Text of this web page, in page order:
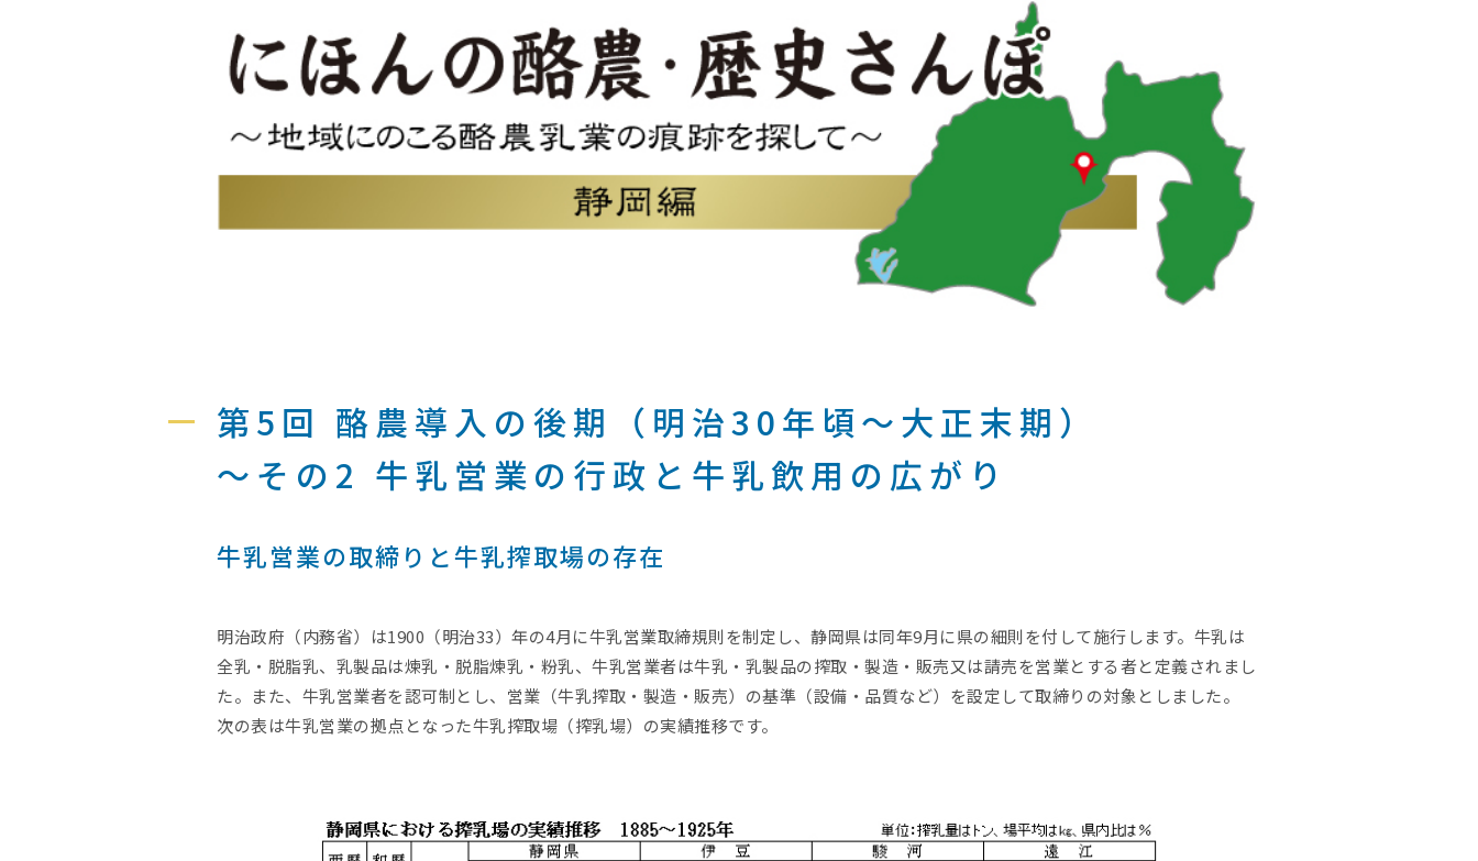
第5回 酪農導入の後期（明治30年頃～大正末期）
～その2 牛乳営業の行政と牛乳飲用の広がり
牛乳営業の取締りと牛乳搾取場の存在
明治政府（内務省）は1900（明治33）年の4月に牛乳営業取締規則を制定し、静岡県は同年9月に県の細則を付して施行します。牛乳は
全乳・脱脂乳、乳製品は煉乳・脱脂煉乳・粉乳、牛乳営業者は牛乳・乳製品の搾取・製造・販売又は請売を営業とする者と定義されまし
た。また、牛乳営業者を認可制とし、営業（牛乳搾取・製造・販売）の基準（設備・品質など）を設定して取締りの対象としました。
次の表は牛乳営業の拠点となった牛乳搾取場（搾乳場）の実績推移です。